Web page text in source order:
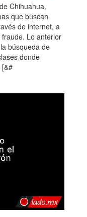
Chihuahua,
que buscan
de internet, a
Lo anterior
búsqueda de
donde
[&#